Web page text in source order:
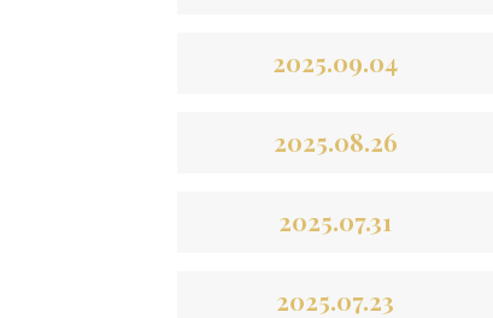
2025.09.04
2025.08.26
2025.07.31
2025.07.23